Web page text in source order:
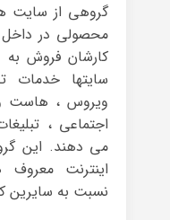
گروهی از سایت
محصولی در داخل
کارشان فروش
سایتها خدمات
ویروس ، هاست
اجتماعی ،
می دهند. این
اینترنت
نسبت به سایرین